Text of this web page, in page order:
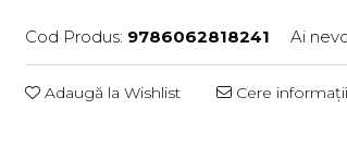
Cod Produs: 9786062818241 Ai
Adaugă la Wishlist Cere informații